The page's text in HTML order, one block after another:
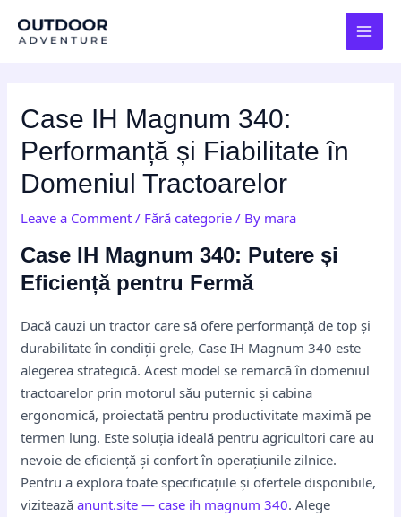
Case IH Magnum 340:
Performanță și Fiabilitate în
Domeniul Tractoarelor
Leave a Comment / Fără categorie / By mara
Case IH Magnum 340: Putere și
Eficiență pentru Fermă
Dacă cauzi un tractor care să ofere performanță de top și
durabilitate în condiții grele, Case IH Magnum 340 este
alegerea strategică. Acest model se remarcă în domeniul
tractoarelor prin motorul său puternic și cabina
ergonomică, proiectată pentru productivitate maximă pe
termen lung. Este soluția ideală pentru agricultori care au
nevoie de eficiență și confort în operațiunile zilnice.
Pentru a explora toate specificațiile și ofertele disponibile,
viziteazăanunt.site — case ih magnum 340. Alege
navigation